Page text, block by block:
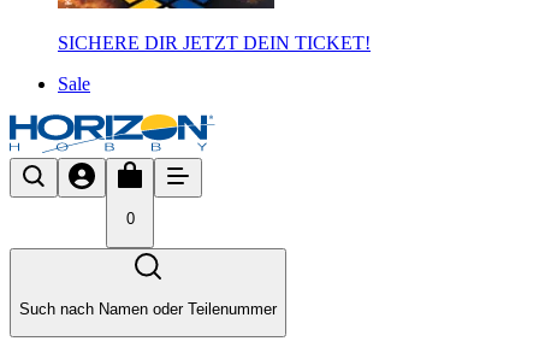
SICHERE DIR JETZT DEIN TICKET!
Sale
0
Such nach Namen oder Teilenummer